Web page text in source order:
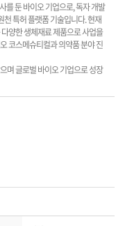
를 둔 바이오 기업으로, 독자 개발
특허 플랫폼 기술입니다. 현재
양한 생체재료 제품으로 사업을
코스메슈티컬과 의약품 분야 진
며 글로벌 바이오 기업으로 성장